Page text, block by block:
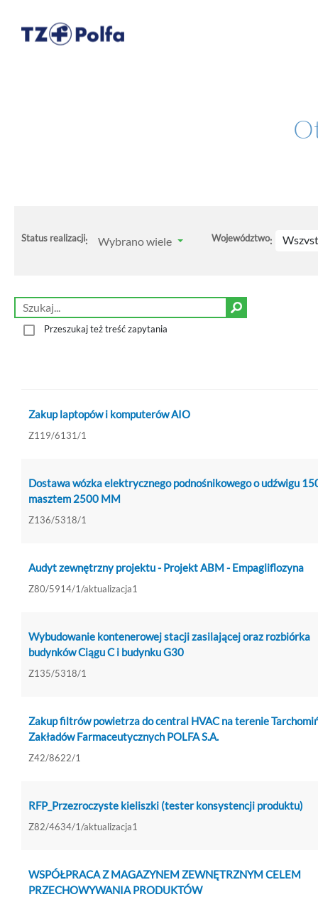
Status realizacji: Wybrano wiele Województwo:
Przeszukaj też treść zapytania
Zakup laptopów i komputerów AIO
Z119/6131/1
Dostawa wózka elektrycznego podnośnikowego o udźwigu
masztem 2500 MM
Z136/5318/1
Audyt zewnętrzny projektu - Projekt ABM - Empagliflozyna
Z80/5914/1/aktualizacja1
Wybudowanie kontenerowej stacji zasilającej oraz rozbiórka
budynków Ciągu C i budynku G30
Z135/5318/1
Zakup filtrów powietrza do central HVAC na terenie
Zakładów Farmaceutycznych POLFA S.A.
Z42/8622/1
RFP_Przezroczyste kieliszki (tester konsystencji produktu)
Z82/4634/1/aktualizacja1
WSPÓŁPRACA Z MAGAZYNEM ZEWNĘTRZNYM CELEM
PRZECHOWYWANIA PRODUKTÓW